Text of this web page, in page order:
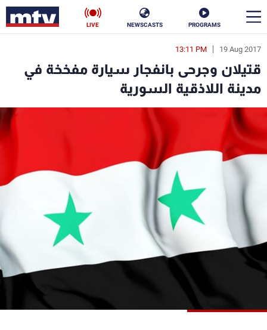
PROGRAMS
NEWSCASTS
LIVE
19 Aug 2017
13:11 PM
قتيلان وجرحى بانفجار سيارة مفخخة في
مدينة اللاذقية السورية
en
الأخبار
سياسة ناس
إقتصاد
منوعات رياضة
كأس العالم
البرامج
جدول البرامج